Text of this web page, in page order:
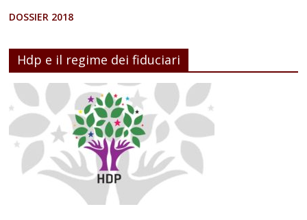
DOSSIER 2018
Hdp e il regime dei fiduciari